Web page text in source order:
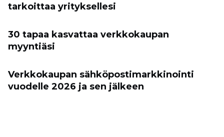
tarkoittaa yrityksellesi
30 tapaa kasvattaa verkkokaupan
myyntiäsi
Verkkokaupan sähköpostimarkkinointi
vuodelle 2026 ja sen jälkeen